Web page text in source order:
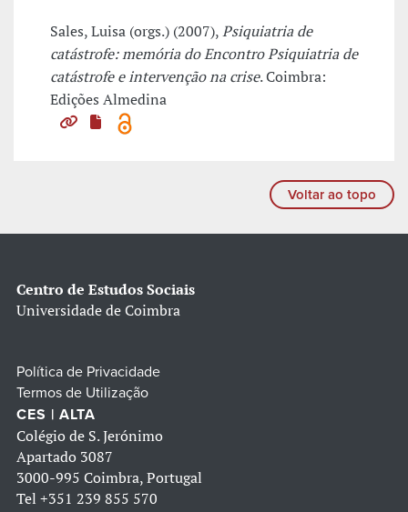
Sales, Luisa (orgs.) (2007),Psiquiatria de
catástrofe: memória do Encontro Psiquiatria de
catástrofe e intervenção na crise. Coimbra:
Edições Almedina
Voltar ao topo
Centro de Estudos Sociais
Universidade de Coimbra
Política de Privacidade
Termos de Utilização
CES | ALTA
Colégio de S. Jerónimo
Apartado 3087
3000-995 Coimbra, Portugal
Tel +351 239 855 570